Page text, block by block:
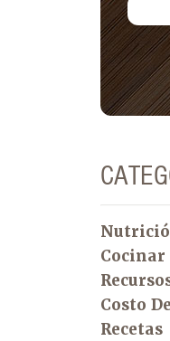
Cocinar
Costo
Recetas